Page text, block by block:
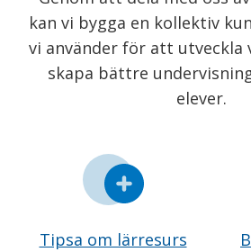
kan vi bygga en kollektiv
vi använder för att utveckla
skapa bättre
elever.
Tipsa om lärresurs